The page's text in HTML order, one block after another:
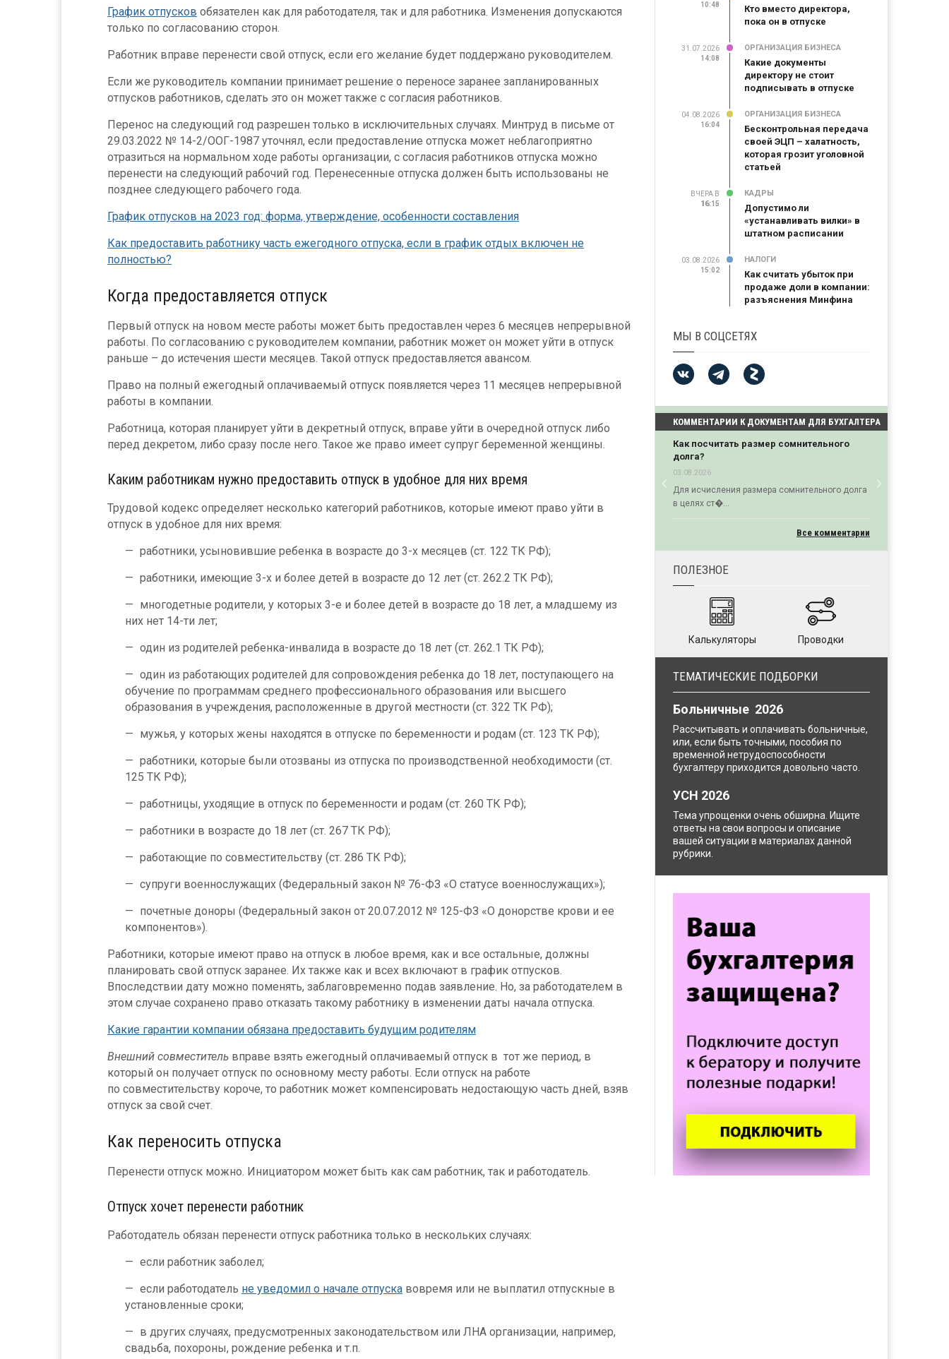
График отпусков обязателен как для работодателя, так и для работника. Изменения допускаются
только по согласованию сторон.
Работник вправе перенести свой отпуск, если его желание будет поддержано руководителем.
Если же руководитель компании принимает решение о переносе заранее запланированных
отпусков работников, сделать это он может также с согласия работников.
Перенос на следующий год разрешен только в исключительных случаях. Минтруд в письме от
29.03.2022 № 14-2/ООГ-1987 уточнял, если предоставление отпуска может неблагоприятно
отразиться на нормальном ходе работы организации, с согласия работников отпуска можно
перенести на следующий рабочий год. Перенесенные отпуска должен быть использованы не
позднее следующего рабочего года.
График отпусков на 2023 год: форма, утверждение, особенности составления
Как предоставить работнику часть ежегодного отпуска, если в график отдых включен не
полностью?
Когда предоставляется отпуск
Первый отпуск на новом месте работы может быть предоставлен через 6 месяцев непрерывной
работы. По согласованию с руководителем компании, работник может он может уйти в отпуск
раньше – до истечения шести месяцев. Такой отпуск предоставляется авансом.
Право на полный ежегодный оплачиваемый отпуск появляется через 11 месяцев непрерывной
работы в компании.
Работница, которая планирует уйти в декретный отпуск, вправе уйти в очередной отпуск либо
перед декретом, либо сразу после него. Такое же право имеет супруг беременной женщины.
Каким работникам нужно предоставить отпуск в удобное для них время
Трудовой кодекс определяет несколько категорий работников, которые имеют право уйти в
отпуск в удобное для них время:
работники, усыновившие ребенка в возрасте до 3-х месяцев (ст. 122 ТК РФ);
работники, имеющие 3-х и более детей в возрасте до 12 лет (ст. 262.2 ТК РФ);
многодетные родители, у которых 3-е и более детей в возрасте до 18 лет, а младшему из
них нет 14-ти лет;
один из родителей ребенка-инвалида в возрасте до 18 лет (ст. 262.1 ТК РФ);
один из работающих родителей для сопровождения ребенка до 18 лет, поступающего на
обучение по программам среднего профессионального образования или высшего
образования в учреждения, расположенные в другой местности (ст. 322 ТК РФ);
мужья, у которых жены находятся в отпуске по беременности и родам (ст. 123 ТК РФ);
работники, которые были отозваны из отпуска по производственной необходимости (ст.
125 ТК РФ);
работницы, уходящие в отпуск по беременности и родам (ст. 260 ТК РФ);
работники в возрасте до 18 лет (ст. 267 ТК РФ);
работающие по совместительству (ст. 286 ТК РФ);
супруги военнослужащих (Федеральный закон № 76-ФЗ «О статусе военнослужащих»);
почетные доноры (Федеральный закон от 20.07.2012 № 125-ФЗ «О донорстве крови и ее
компонентов»).
Работники, которые имеют право на отпуск в любое время, как и все остальные, должны
планировать свой отпуск заранее. Их также как и всех включают в график отпусков.
Впоследствии дату можно поменять, заблаговременно подав заявление. Но, за работодателем в
этом случае сохранено право отказать такому работнику в изменении даты начала отпуска.
Какие гарантии компании обязана предоставить будущим родителям
Внешний совместитель вправе взять ежегодный оплачиваемый отпуск в тот же период, в
который он получает отпуск по основному месту работы. Если отпуск на работе
по совместительству короче, то работник может компенсировать недостающую часть дней, взяв
отпуск за свой счет.
Как переносить отпуска
Перенести отпуск можно. Инициатором может быть как сам работник, так и работодатель.
Отпуск хочет перенести работник
Работодатель обязан перенести отпуск работника только в нескольких случаях:
если работник заболел;
если работодатель не уведомил о начале отпуска вовремя или не выплатил отпускные в
установленные сроки;
в других случаях, предусмотренных законодательством или ЛНА организации, например,
свадьба, похороны, рождение ребенка и т.п.
10:48
Кто вместо директора,
пока он в отпуске
31.07.2026
14:08
ОРГАНИЗАЦИЯ БИЗНЕСА
Какие документы
директору не стоит
подписывать в отпуске
04.08.2026
16:04
ОРГАНИЗАЦИЯ БИЗНЕСА
Бесконтрольная передача
своей ЭЦП – халатность,
которая грозит уголовной
статьей
ВЧЕРА В
16:15
16:15
КАДРЫ
Допустимо ли
«устанавливать вилки» в
штатном расписании
03.08.2026
15:02
НАЛОГИ
Как считать убыток при
продаже доли в компании:
разъяснения Минфина
МЫ В СОЦСЕТЯХ
КОММЕНТАРИИ К ДОКУМЕНТАМ ДЛЯ БУХГАЛТЕРА
Как посчитать размер сомнительного
долга?
03.08.2026
Для исчисления размера сомнительного долга
в целях ст�...
‹Previous ›Next
Все комментарии
ПОЛЕЗНОЕ
Калькуляторы Проводки
ТЕМАТИЧЕСКИЕ ПОДБОРКИ
Больничные 2026
Рассчитывать и оплачивать больничные,
или, если быть точными, пособия по
временной нетрудоспособности
бухгалтеру приходится довольно часто.
УСН 2026
Тема упрощенки очень обширна. Ищите
ответы на свои вопросы и описание
вашей ситуации в материалах данной
рубрики.